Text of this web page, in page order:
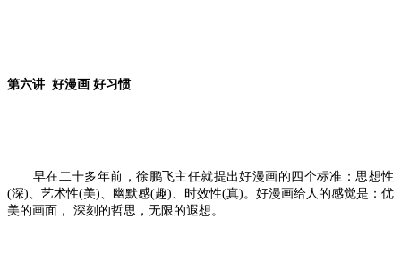
第六讲 好漫画 好习惯
早在二十多年前，徐鹏飞主任就提出好漫画的四个标准：思想性
(深)、艺术性(美)、幽默感(趣)、时效性(真)。好漫画给人的感觉是：优
美的画面， 深刻的哲思，无限的遐想。